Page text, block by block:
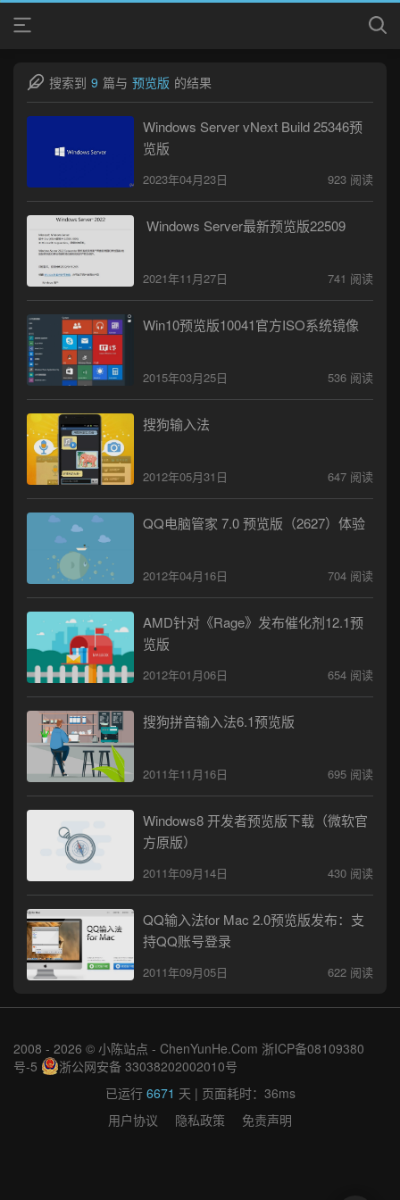
搜索到 9 篇与 预览版 的结果
Windows Server vNext Build 25346预
览版
2023年04月23日 923 阅读
Windows Server最新预览版22509
2021年11月27日 741 阅读
Win10预览版10041官方ISO系统镜像
2015年03月25日 536 阅读
搜狗输入法
2012年05月31日 647 阅读
QQ电脑管家 7.0 预览版（2627）体验
2012年04月16日 704 阅读
AMD针对《Rage》发布催化剂12.1预
览版
2012年01月06日 654 阅读
搜狗拼音输入法6.1预览版
2011年11月16日 695 阅读
Windows8 开发者预览版下载（微软官
方原版）
2011年09月14日 430 阅读
QQ输入法for Mac 2.0预览版发布：支
持QQ账号登录
2011年09月05日 622 阅读
2008 - 2026 © 小陈站点 - ChenYunHe.Com 浙ICP备08109380
号-5
浙公网安备 33038202002010号
已运行 6671 天 | 页面耗时：36ms
用户协议
隐私政策 免责声明